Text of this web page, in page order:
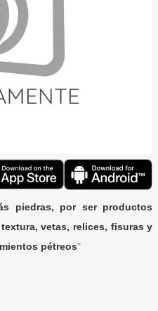
piedras, por ser productos
vetas, relices, fisuras y
pétreos"